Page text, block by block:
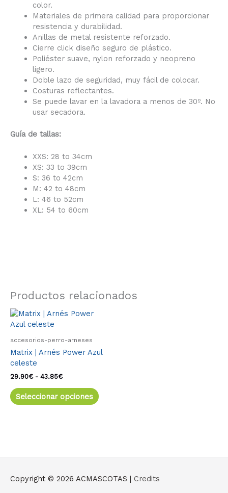
color.
Materiales de primera calidad para proporcionar
resistencia y durabilidad.
Anillas de metal resistente reforzado.
Cierre click diseño seguro de plástico.
Poliéster suave, nylon reforzado y neopreno
ligero.
Doble lazo de seguridad, muy fácil de colocar.
Costuras reflectantes.
Se puede lavar en la lavadora a menos de 30º. No
usar secadora.
Guía de tallas:
XXS: 28 to 34cm
XS: 33 to 39cm
S: 36 to 42cm
M: 42 to 48cm
L: 46 to 52cm
XL: 54 to 60cm
Productos relacionados
accesorios-perro-arneses
Matrix | Arnés Power Azul
celeste
29.90€ - 43.85€
Rango
desde
hasta
Seleccionar opciones
variantes.
pueden
Copyright © 2026 ACMASCOTAS | Credits